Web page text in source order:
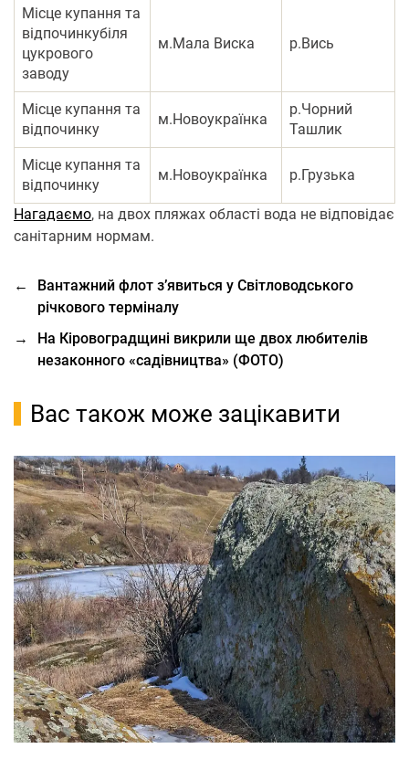
Місце купання та
відпочинкубіля
цукрового
заводу
м.Мала Виска р.Вись
Місце купання та
відпочинку
м.Новоукраїнка
р.Чорний
Ташлик
Місце купання та
відпочинку
м.Новоукраїнка р.Грузька
Нагадаємо, на двох пляжах області вода не відповідає
санітарним нормам.
←
Вантажний флот з’явиться у Світловодського
річкового терміналу
→
На Кіровоградщині викрили ще двох любителів
незаконного «садівництва» (ФОТО)
Вас також може зацікавити